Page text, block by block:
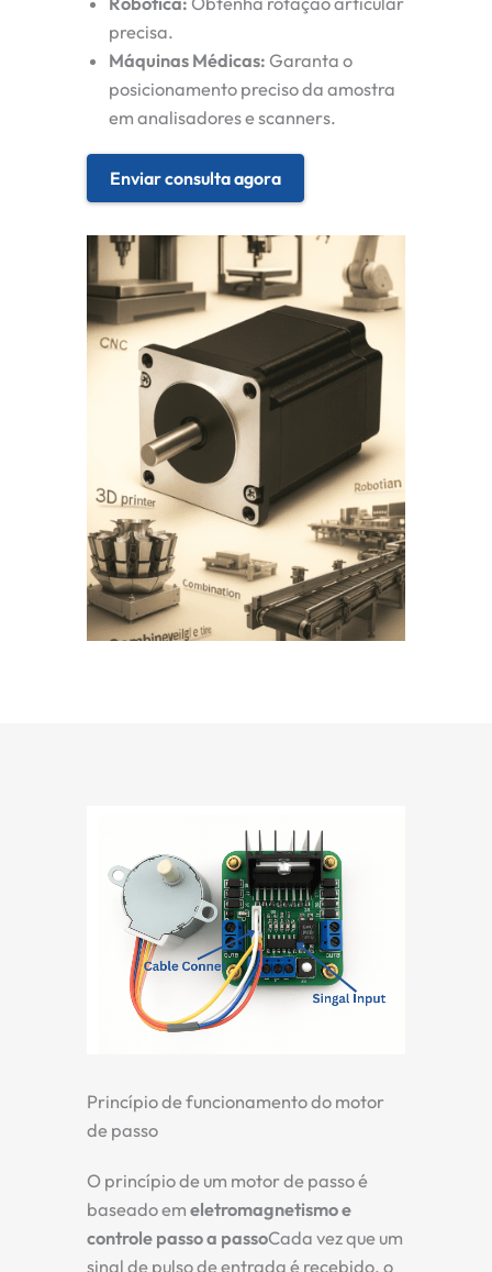
precisa.
Máquinas Médicas: Garanta o
posicionamento preciso da amostra
em analisadores e scanners.
Enviar consulta agora
Princípio de funcionamento do motor
de passo
O princípio de um motor de passo é
baseado em eletromagnetismo e
controle passo a passoCada vez que um
sinal de pulso de entrada é recebido, o